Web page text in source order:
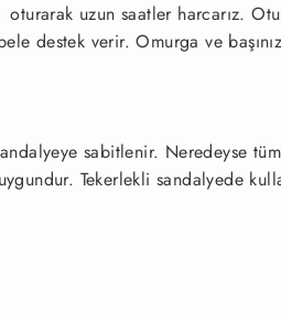
uzun saatler harcarız.
verir. Omurga ve
sabitlenir. Neredeyse
Tekerlekli sandalyede